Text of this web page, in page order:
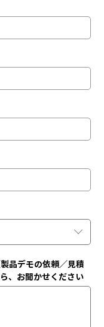
品デモの依頼／見積
、お聞かせください